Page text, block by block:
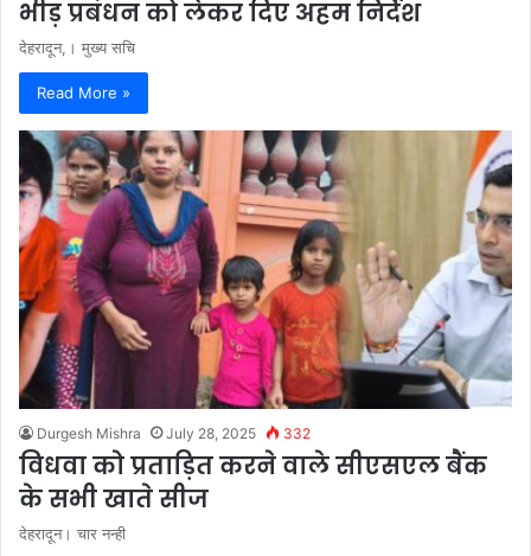
भीड़ प्रबंधन को लेकर दिए अहम निर्देश
देहरादून,। मुख्य सचि
Read More »
Durgesh Mishra July 28, 2025 332
विधवा को प्रताड़ित करने वाले सीएसएल बैंक
के सभी खाते सीज
देहरादून। चार नन्ही